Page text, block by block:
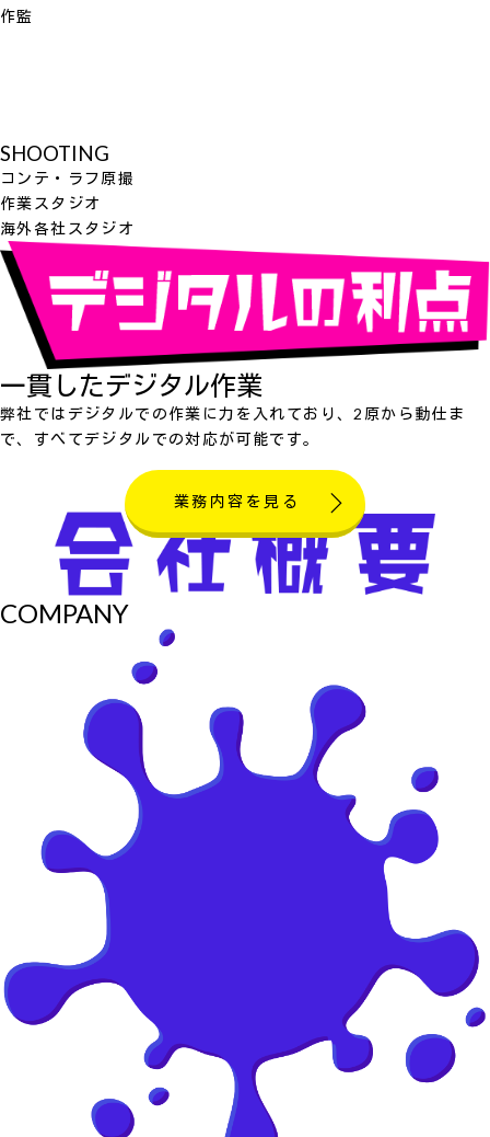
作監
SHOOTING
コンテ・ラフ原撮
作業スタジオ
海外各社スタジオ
一貫したデジタル作業
弊社ではデジタルでの作業に力を入れており、2原から動仕ま
で、すべてデジタルでの対応が可能です。
業務内容を見る
COMPANY